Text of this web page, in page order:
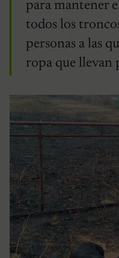
para mantener
todos los
personas a las
ropa que llevan